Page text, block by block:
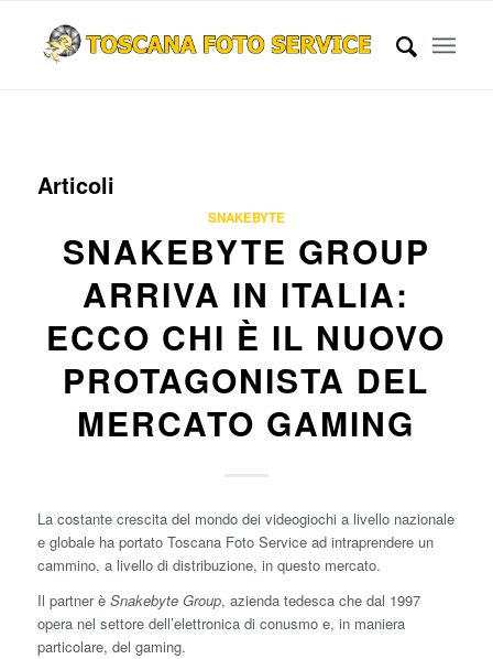
Articoli
SNAKEBYTE
SNAKEBYTE GROUP
ARRIVA IN ITALIA:
ECCO CHI È IL NUOVO
PROTAGONISTA DEL
MERCATO GAMING
La costante crescita del mondo dei videogiochi a livello nazionale
e globale ha portato Toscana Foto Service ad intraprendere un
cammino, a livello di distribuzione, in questo mercato.
Il partner è Snakebyte Group, azienda tedesca che dal 1997
opera nel settore dell’elettronica di conusmo e, in maniera
particolare, del gaming.